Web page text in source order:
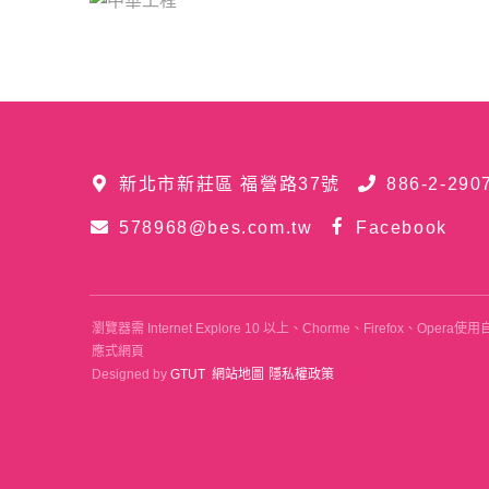
新北市新莊區 福營路37號 886-2-
578968@bes.com.tw Facebook
瀏覽器需 Internet Explore 10 以上、Chorme、Firefox、Opera使用
應式網頁
Designed byGTUT 網站地圖 隱私權政策